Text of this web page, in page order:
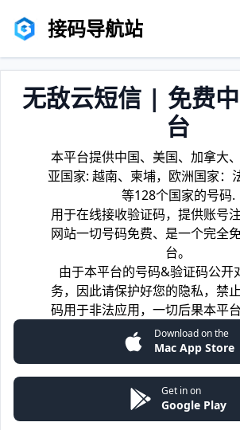
接码导航站
无敌云短信 | 免费
台
本平台提供中国、美国、加拿大
亚国家: 越南、柬埔，欧洲国家：
等128个国家的号码.
用于在线接收验证码，提供账号
网站一切号码免费、是一个完全
台。
由于本平台的号码&验证码公开
务，因此请保护好您的隐私，禁
码用于非法应用，一切后果本平台
Download on the
Mac App Store
Get in on
Google Play